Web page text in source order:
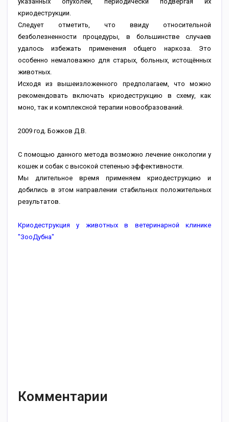
криодеструкции.
Следует отметить, что ввиду относительной
безболезненности процедуры, в большинстве случаев
удалось избежать применения общего наркоза. Это
особенно немаловажно для старых, больных, истощённых
животных.
Исходя из вышеизложенного предполагаем, что можно
рекомендовать включать криодеструкцию в схему, как
моно, так и комплексной терапии новообразований.
2009 год. Божков Д.В.
С помощью данного метода возможно лечение онкологии у
кошек и собак с высокой степенью эффективности.
Мы длительное время применяем криодеструкцию и
добились в этом направлении стабильных положительных
результатов.
Криодеструкция у животных в ветеринарной клинике
"ЗооДубна"
Комментарии